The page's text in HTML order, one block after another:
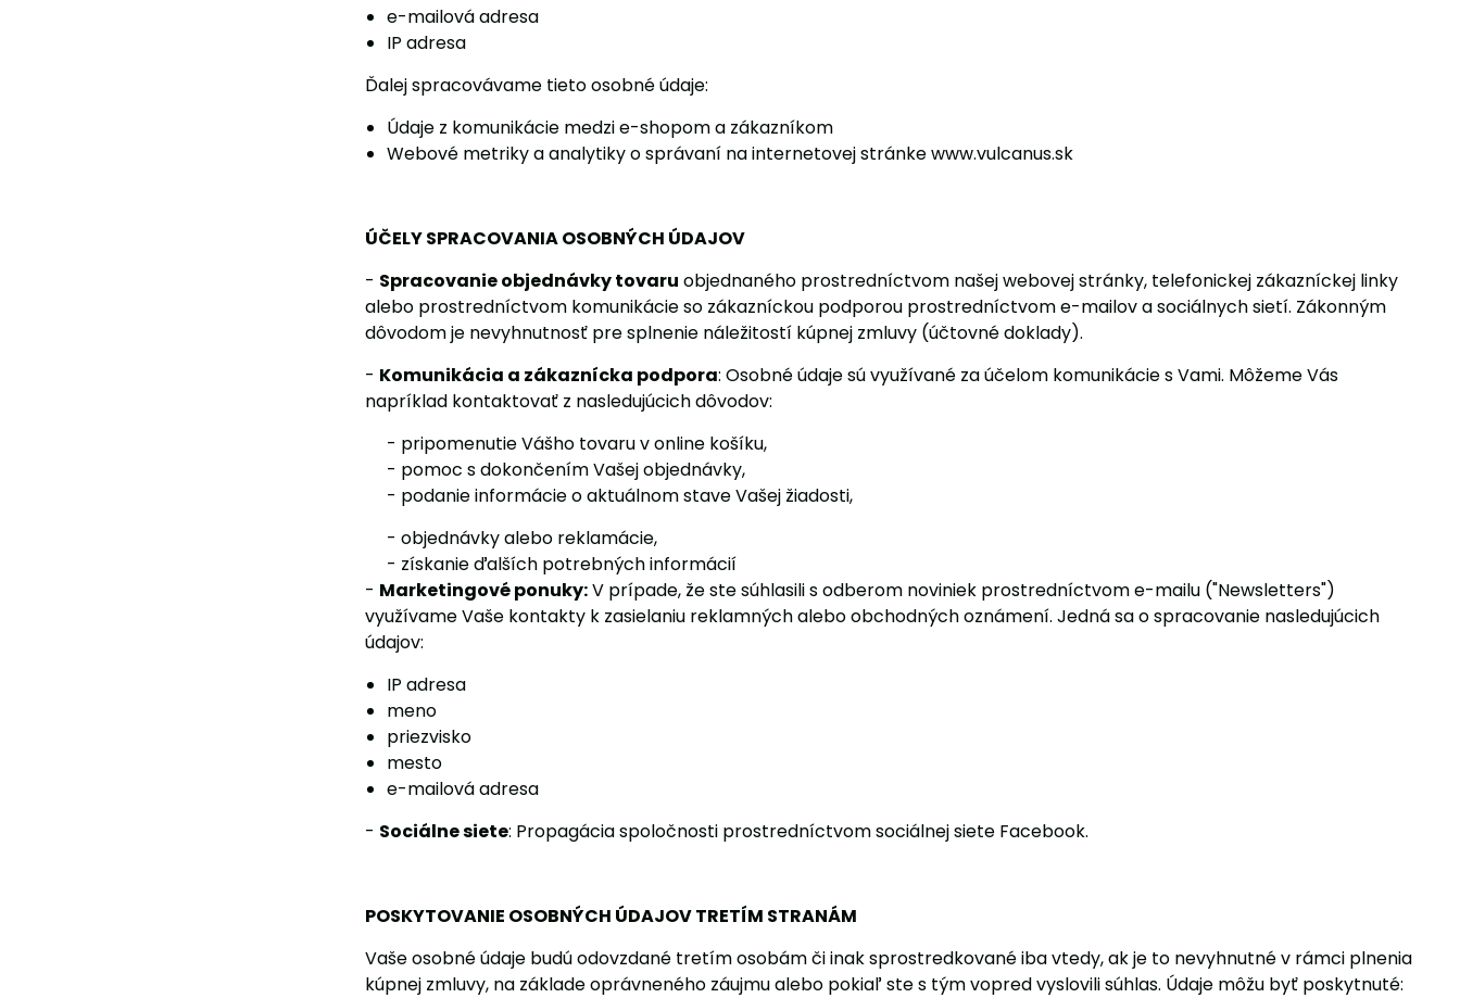
e-mailová adresa
IP adresa
Ďalej spracovávame tieto osobné údaje:
Údaje z komunikácie medzi e-shopom a zákazníkom
Webové metriky a analytiky o správaní na internetovej stránke www.vulcanus.sk
ÚČELY SPRACOVANIA OSOBNÝCH ÚDAJOV
- Spracovanie objednávky tovaru objednaného prostredníctvom našej webovej stránky, telefonickej zákazníckej linky
alebo prostredníctvom komunikácie so zákazníckou podporou prostredníctvom e-mailov a sociálnych sietí. Zákonným
dôvodom je nevyhnutnosť pre splnenie náležitostí kúpnej zmluvy (účtovné doklady).
- Komunikácia a zákaznícka podpora: Osobné údaje sú využívané za účelom komunikácie s Vami. Môžeme Vás
napríklad kontaktovať z nasledujúcich dôvodov:
- pripomenutie Vášho tovaru v online košíku,
- pomoc s dokončením Vašej objednávky,
- podanie informácie o aktuálnom stave Vašej žiadosti,
- objednávky alebo reklamácie,
- získanie ďalších potrebných informácií
- Marketingové ponuky:V prípade, že ste súhlasili s odberom noviniek prostredníctvom e-mailu ("Newsletters")
využívame Vaše kontakty k zasielaniu reklamných alebo obchodných oznámení. Jedná sa o spracovanie nasledujúcich
údajov:
IP adresa
meno
priezvisko
mesto
e-mailová adresa
- Sociálne siete: Propagácia spoločnosti prostredníctvom sociálnej siete Facebook.
POSKYTOVANIE OSOBNÝCH ÚDAJOV TRETÍM STRANÁM
Vaše osobné údaje budú odovzdané tretím osobám či inak sprostredkované iba vtedy, ak je to nevyhnutné v rámci plnenia
kúpnej zmluvy, na základe oprávneného záujmu alebo pokiaľ ste s tým vopred vyslovili súhlas. Údaje môžu byť poskytnuté: